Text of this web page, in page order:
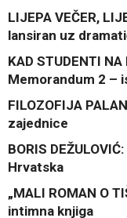
LIJEPA VEČER,
lansiran uz
KAD STUDENTI
Memorandum 2 –
FILOZOFIJA
zajednice
BORIS
Hrvatska
„MALI ROMAN O
intimna knjiga